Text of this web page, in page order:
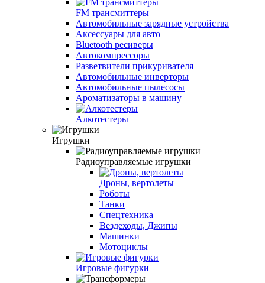
FM трансмиттеры
Автомобильные зарядные устройства
Аксессуары для авто
Bluetooth ресиверы
Автокомпрессоры
Разветвители прикуривателя
Автомобильные инверторы
Автомобильные пылесосы
Ароматизаторы в машину
Алкотестеры
Игрушки
Радиоуправляемые игрушки
Дроны, вертолеты
Роботы
Танки
Спецтехника
Вездеходы, Джипы
Машинки
Мотоциклы
Игровые фигурки